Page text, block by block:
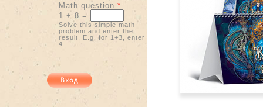
Math question *
1 + 8 =
Solve this simple math
problem and enter the
result. E.g. for 1+3, enter
4.